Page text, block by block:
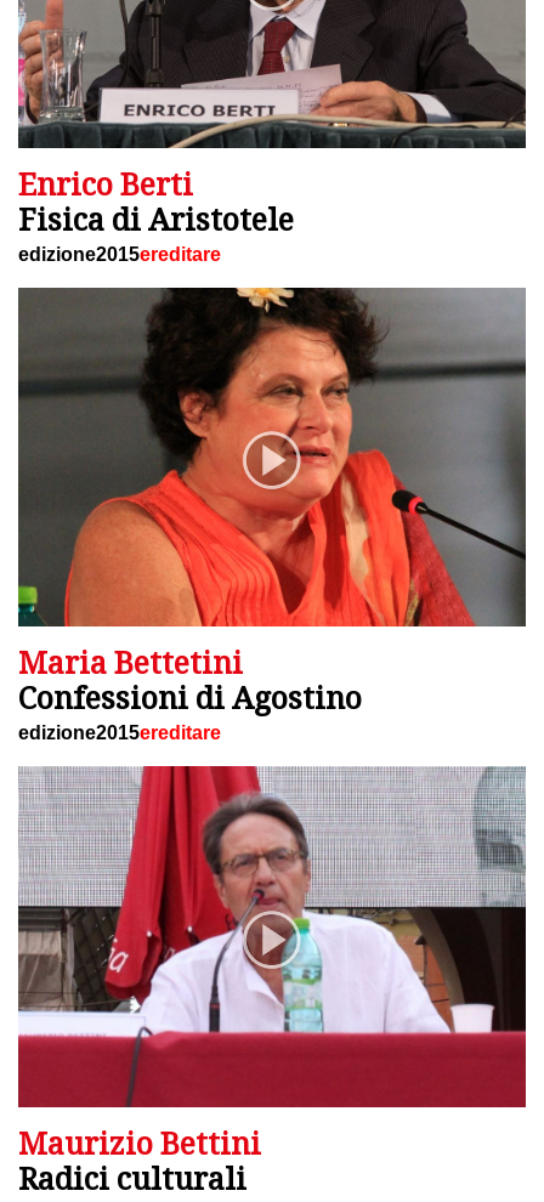
Enrico Berti
Fisica di Aristotele
edizione2015ereditare
Maria Bettetini
Confessioni di Agostino
edizione2015ereditare
Maurizio Bettini
Radici culturali